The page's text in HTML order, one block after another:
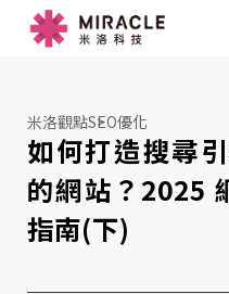
米洛觀點SEO優化
如何打造搜尋
的網站？2025
指南(下)